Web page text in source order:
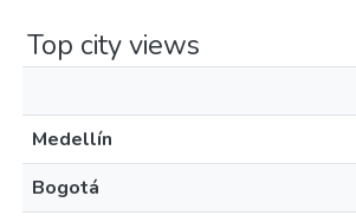
Top city views
Medellín
Bogotá